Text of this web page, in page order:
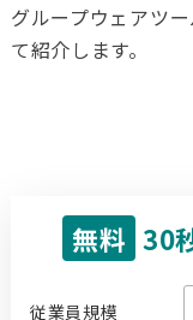
グループウェアツ
て紹介します。
無料 30
従業員規模